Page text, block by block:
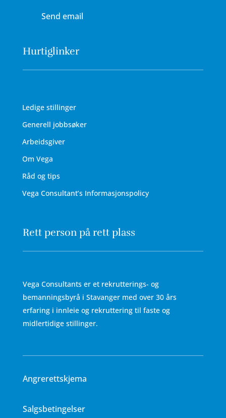
Send email
Hurtiglinker
Ledige stillinger
Generell jobbsøker
Arbeidsgiver
Om Vega
Råd og tips
Vega Consultant’s Informasjonspolicy
Rett person på rett plass
Vega Consultants er et rekrutterings- og
bemanningsbyrå i Stavanger med over 30 års
erfaring i innleie og rekruttering til faste og
midlertidige stillinger.
Angrerettskjema
Salgsbetingelser